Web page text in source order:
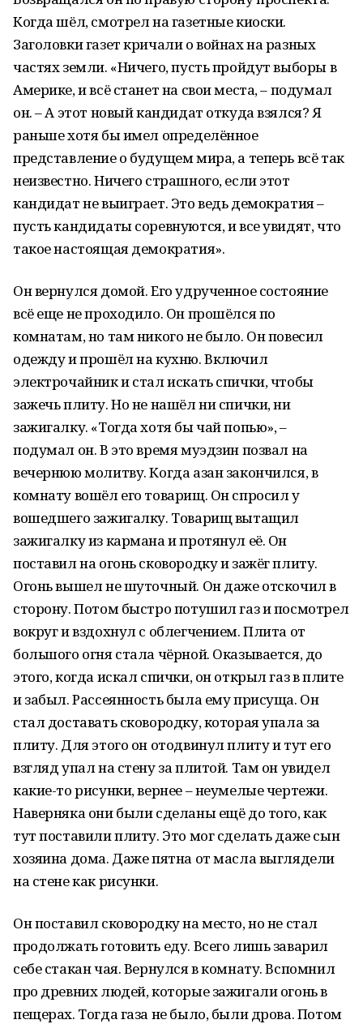
Когда шёл, смотрел на газетные киоски.
Заголовки газет кричали о войнах на разных
частях земли. «Ничего, пусть пройдут выборы в
Америке, и всё станет на свои места, – подумал
он. – А этот новый кандидат откуда взялся? Я
раньше хотя бы имел определённое
представление о будущем мира, а теперь всё так
неизвестно. Ничего страшного, если этот
кандидат не выиграет. Это ведь демократия –
пусть кандидаты соревнуются, и все увидят, что
такое настоящая демократия».
Он вернулся домой. Его удрученное состояние
всё еще не проходило. Он прошёлся по
комнатам, но там никого не было. Он повесил
одежду и прошёл на кухню. Включил
электрочайник и стал искать спички, чтобы
зажечь плиту. Но не нашёл ни спички, ни
зажигалку. «Тогда хотя бы чай попью», –
подумал он. В это время муэдзин позвал на
вечернюю молитву. Когда азан закончился, в
комнату вошёл его товарищ. Он спросил у
вошедшего зажигалку. Товарищ вытащил
зажигалку из кармана и протянул её. Он
поставил на огонь сковородку и зажёг плиту.
Огонь вышел не шуточный. Он даже отскочил в
сторону. Потом быстро потушил газ и посмотрел
вокруг и вздохнул с облегчением. Плита от
большого огня стала чёрной. Оказывается, до
этого, когда искал спички, он открыл газ в плите
и забыл. Рассеянность была ему присуща. Он
стал доставать сковородку, которая упала за
плиту. Для этого он отодвинул плиту и тут его
взгляд упал на стену за плитой. Там он увидел
какие-то рисунки, вернее – неумелые чертежи.
Наверняка они были сделаны ещё до того, как
тут поставили плиту. Это мог сделать даже сын
хозяина дома. Даже пятна от масла выглядели
на стене как рисунки.
Он поставил сковородку на место, но не стал
продолжать готовить еду. Всего лишь заварил
себе стакан чая. Вернулся в комнату. Вспомнил
про древних людей, которые зажигали огонь в
пещерах. Тогда газа не было, были дрова. Потом